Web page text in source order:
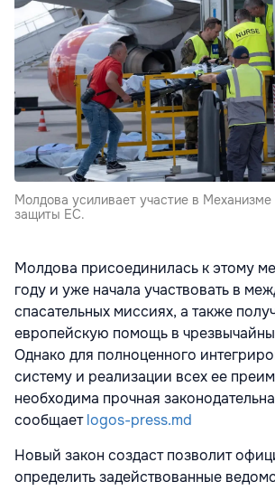
Молдова усиливает участие в Механизме
защиты ЕС.
Молдова присоединилась к этому
году и уже начала участвовать в
спасательных миссиях, а также
европейскую помощь в
Однако для полноценного
систему и реализации всех ее
необходима прочная
сообщаетlogos-press.md
Новый закон создаст позволит
определить задействованные